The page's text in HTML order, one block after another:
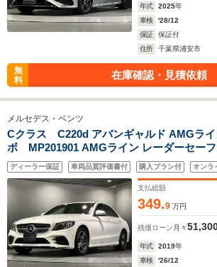
年式 2025年
車検
'28/12
保証
保証付
住所
千葉県浦安市
無
料
在庫確認・見積依頼
メルセデス・ベンツ
Cクラス C220d アバンギャルド AMGライ
ボ MP201901 AMGライン レーダーセー
ディーラー保証 車両品質評価書付 購入プラン付 オンラ
支払総額
349.9 万円
残価ローン 月々
年式 2019年
車検
'26/12